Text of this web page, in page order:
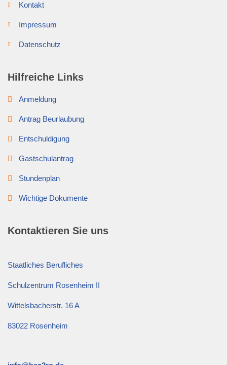
Kontakt
Impressum
Datenschutz
Hilfreiche Links
Anmeldung
Antrag Beurlaubung
Entschuldigung
Gastschulantrag
Stundenplan
Wichtige Dokumente
Kontaktieren Sie uns
Staatliches Berufliches
Schulzentrum Rosenheim II
Wittelsbacherstr. 16 A
83022 Rosenheim